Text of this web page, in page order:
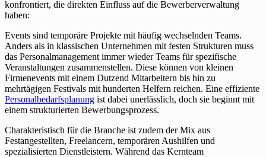
konfrontiert, die direkten Einfluss auf die Bewerberverwaltung
haben:
Events sind temporäre Projekte mit häufig wechselnden Teams.
Anders als in klassischen Unternehmen mit festen Strukturen muss
das Personalmanagement immer wieder Teams für spezifische
Veranstaltungen zusammenstellen. Diese können von kleinen
Firmenevents mit einem Dutzend Mitarbeitern bis hin zu
mehrtägigen Festivals mit hunderten Helfern reichen. Eine effiziente
Personalbedarfsplanung ist dabei unerlässlich, doch sie beginnt mit
einem strukturierten Bewerbungsprozess.
Charakteristisch für die Branche ist zudem der Mix aus
Festangestellten, Freelancern, temporären Aushilfen und
spezialisierten Dienstleistern. Während das Kernteam